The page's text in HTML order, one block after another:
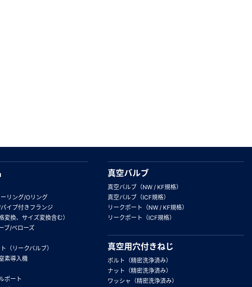
リング/Oリング
イプ付きフランジ
変換、サイズ変換含む）
ブ/ベローズ
（リークバルブ）
素導入機
ポート
真空バルブ
真空バルブ（NW / KF規格）
真空バルブ（ICF規格）
リークポート（NW / KF規格）
リークポート（ICF規格）
真空用穴付きねじ
ボルト（精密洗浄済み）
ナット（精密洗浄済み）
ワッシャ（精密洗浄済み）